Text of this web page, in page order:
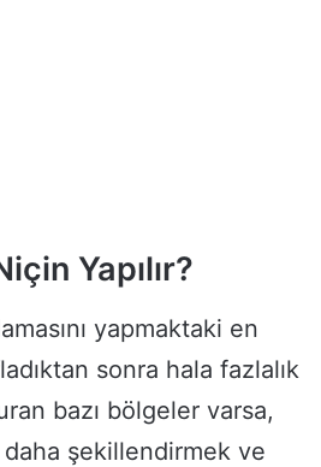
Yapılır?
yapmaktaki en
sonra hala fazlalık
bazı bölgeler varsa,
şekillendirmek ve